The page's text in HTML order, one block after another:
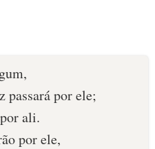
passará por ele;
ali.
por ele,